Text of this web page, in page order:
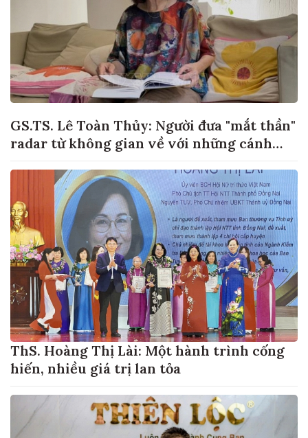
GS.TS. Lê Toàn Thủy: Người đưa "mắt thần"
radar từ không gian về với những cánh
ThS. Hoàng Thị Lài: Một hành trình cống
hiến, nhiều giá trị lan tỏa